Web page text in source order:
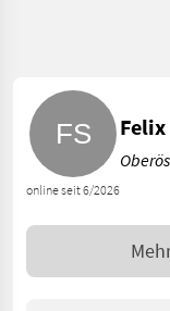
online seit 6/2026